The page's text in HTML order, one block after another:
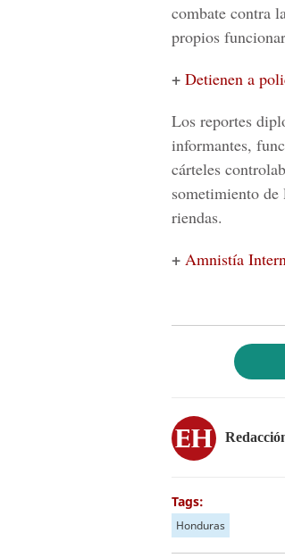
combate contra
propios
+ Detienen a
Los reportes
informantes,
cárteles
sometimiento
riendas.
+ Amnistía
Tags:
Honduras